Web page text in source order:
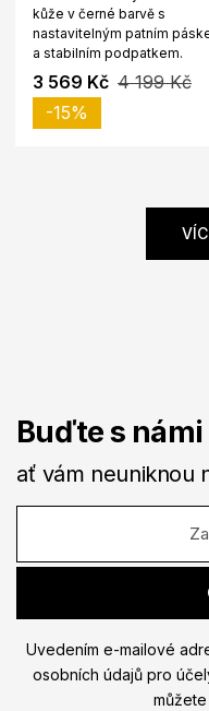
kůže v černé barvě s
nastavitelným patním
a stabilním podpatkem.
3 569 Kč 4 199 Kč
-15%
Buďte s
ať vám neuniknou
Uvedením e-mailové
osobních údajů pro